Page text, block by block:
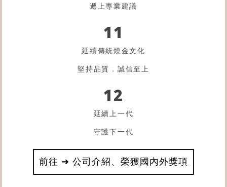
遞上專業建議
11
延續傳統燒金文化
堅持品質．誠信至上
12
延續上一代
守護下一代
前往 ➔ 公司介紹、榮獲國內外獎項